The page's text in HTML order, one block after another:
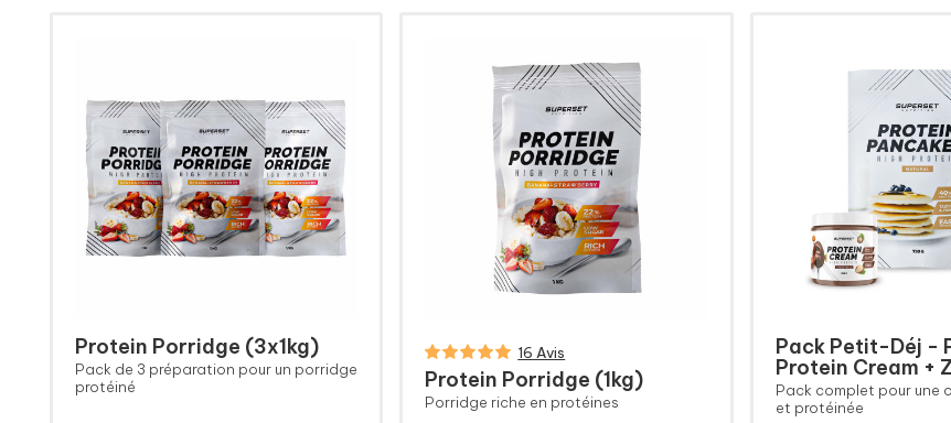
Protein Porridge (3x1kg)
Pack de 3 préparation pour un porridge
protéiné
16 Avis
Protein Porridge (1kg)
Porridge riche en protéines
Pack Petit-Déj -
Protein Cream +
Pack complet pour une
et protéinée